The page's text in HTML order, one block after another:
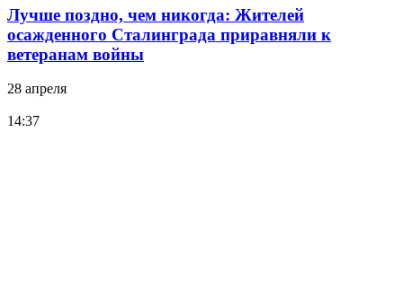
Лучше поздно, чем никогда: Жителей
осажденного Сталинграда приравняли к
ветеранам войны
28 апреля
14:37